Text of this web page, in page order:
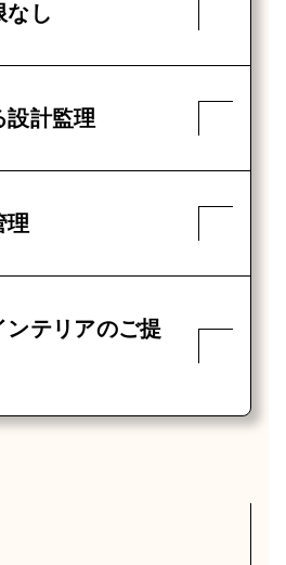
なし
設計監理
理
ンテリアのご提